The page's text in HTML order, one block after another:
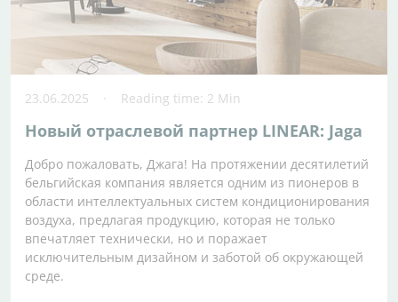
23.06.2025 Reading time: 2 Min
Новый отраслевой партнер LINEAR: Jaga
Добро пожаловать, Джага! На протяжении десятилетий
бельгийская компания является одним из пионеров в
области интеллектуальных систем кондиционирования
воздуха, предлагая продукцию, которая не только
впечатляет технически, но и поражает
исключительным дизайном и заботой об окружающей
среде.